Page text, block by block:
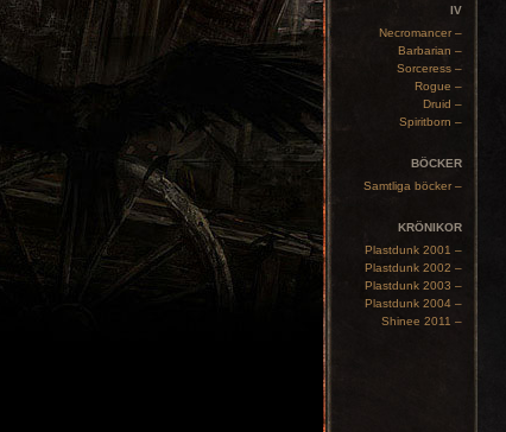
IV
Necromancer –
Barbarian –
Sorceress –
Rogue –
Druid –
Spiritborn –
BÖCKER
Samtliga böcker –
KRÖNIKOR
Plastdunk 2001 –
Plastdunk 2002 –
Plastdunk 2003 –
Plastdunk 2004 –
Shinee 2011 –